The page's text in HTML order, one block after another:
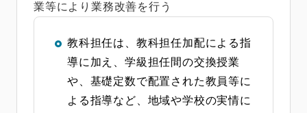
業等により業務改善を行う
教科担任は、教科担任加配による指
導に加え、学級担任間の交換授業
や、基礎定数で配置された教員等に
よる指導など、地域や学校の実情に